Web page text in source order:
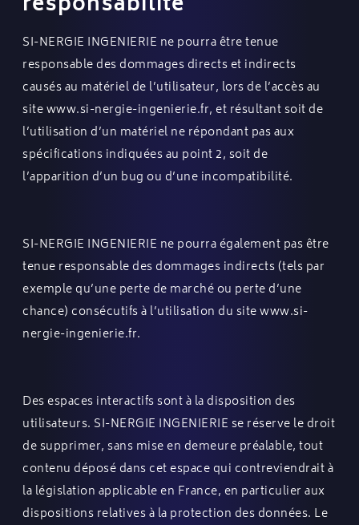
SI-NERGIE INGENIERIE ne pourra être tenue
responsable des dommages directs et indirects
causés au matériel de l’utilisateur, lors de l’accès au
sitewww.si-nergie-ingenierie.fr, et résultant soit de
l’utilisation d’un matériel ne répondant pas aux
spécifications indiquées au point 2, soit de
l’apparition d’un bug ou d’une incompatibilité.
SI-NERGIE INGENIERIE ne pourra également pas être
tenue responsable des dommages indirects (tels par
exemple qu’une perte de marché ou perte d’une
chance) consécutifs à l’utilisation du sitewww.si-
nergie-ingenierie.fr.
Des espaces interactifs sont à la disposition des
utilisateurs. SI-NERGIE INGENIERIE se réserve le droit
de supprimer, sans mise en demeure préalable, tout
contenu déposé dans cet espace qui contreviendrait à
la législation applicable en France, en particulier aux
dispositions relatives à la protection des données. Le